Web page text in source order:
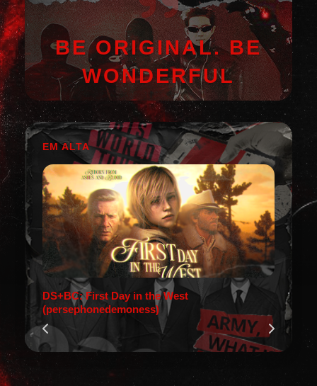
BE ORIGINAL. BE
WONDERFUL
EM ALTA
DS+BC: First Day in the West
(persephonedemoness)